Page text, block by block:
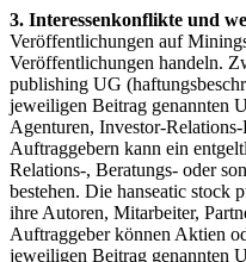
3. Interessenkonflikte und
Veröffentlichungen auf
Veröffentlichungen handeln.
publishing UG
jeweiligen Beitrag genannten
Agenturen, Investor-Relations-
Auftraggebern kann ein
Relations-, Beratungs- oder
bestehen. Die hanseatic stock
ihre Autoren, Mitarbeiter,
Auftraggeber können Aktien
jeweiligen Beitrag genannten